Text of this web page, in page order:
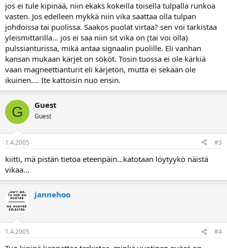
jos ei tule kipinää, niin ekaks kokeilla toisella tulpalla runkoa
vasten. Jos edelleen mykkä niin vika saattaa olla tulpan
johdoissa tai puolissa. Saakos puolat virtaa? sen voi tarkistaa
yleismittarilla... jos ei saa niin sit vika on (tai voi olla)
pulssianturissa, mikä antaa signaalin puolille. Eli vanhan
kansan mukaan kärjet on sököt. Tosin tuossa ei ole kärkiä
vaan magneettianturit eli kärjetön, mutta ei sekään ole
ikuinen.... Ite kattoisin nuo ensin.
G Guest
Guest
1.4.2005 #3
kiitti, mä pistän tietoa eteenpäin...katotaan löytyykö näistä
vikaa...
jannehoo
1.4.2005 #4